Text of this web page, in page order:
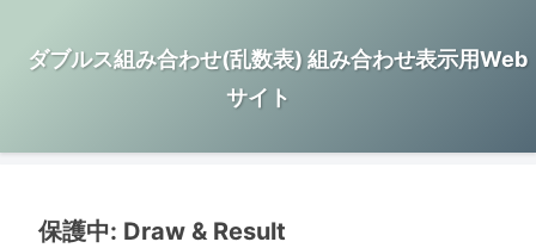
ダブルス組み合わせ(乱数表) 組み合わせ表示用Web
サイト
保護中: Draw & Result